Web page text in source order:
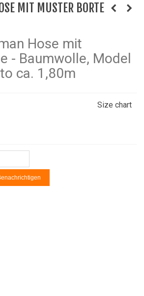
MIT MUSTER BORTE
Hose mit
- Baumwolle, Model
ca. 1,80m
Size chart